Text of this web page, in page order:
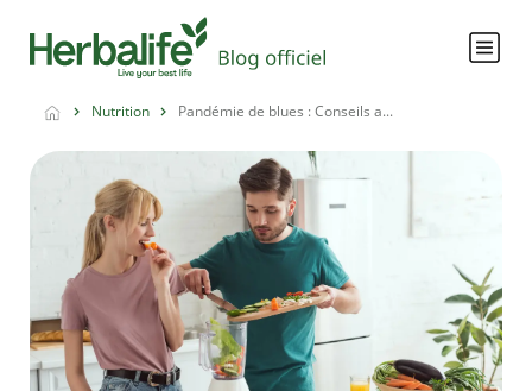
Nutrition Pandémie de blues : Conseils a...